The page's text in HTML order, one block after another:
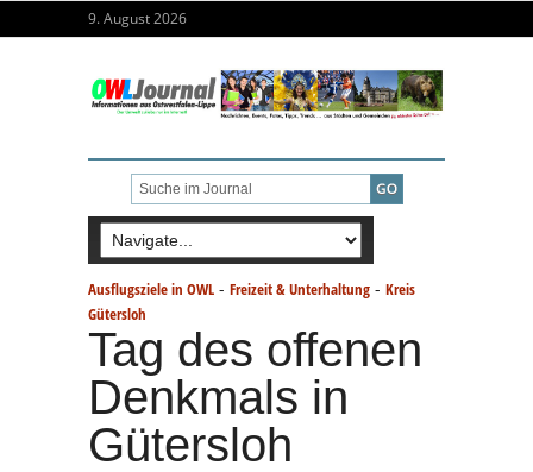
9. August 2026
Ausflugsziele in OWL - Freizeit & Unterhaltung - Kreis
Gütersloh
Tag des offenen
Denkmals in
Gütersloh